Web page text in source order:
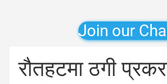
Join our
रौतहटमा ठगी